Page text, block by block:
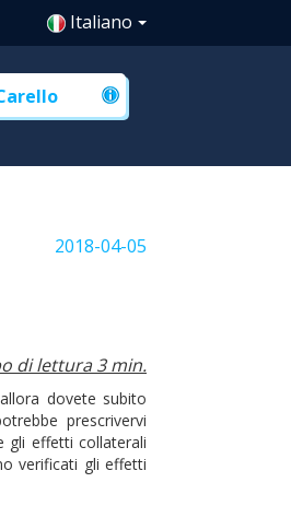
Italiano
2018-04-05
di lettura 3 min.
dovete subito
prescrivervi
gli effetti collaterali
verificati gli effetti